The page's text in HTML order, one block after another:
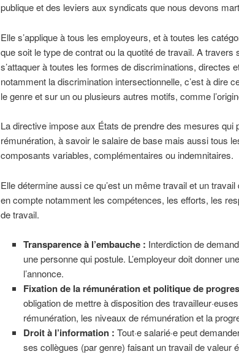
publique et des leviers aux syndicats que nous devons
Elle s’applique à tous les employeurs, et à toutes les
que soit le type de contrat ou la quotité de travail. A
s’attaquer à toutes les formes de discriminations, directes
notamment la discrimination intersectionnelle, c’est à dire
le genre et sur un ou plusieurs autres motifs, comme
La directive impose aux États de prendre des mesures qui
rémunération, à savoir le salaire de base mais aussi tous
composants variables, complémentaires ou indemnitaires.
Elle détermine aussi ce qu’est un même travail et un
en compte notamment les compétences, les efforts, les
de travail.
Transparence à l’embauche : Interdiction de
une personne qui postule. L’employeur doit donner
l’annonce.
Fixation de la rémunération et politique de
obligation de mettre à disposition des
rémunération, les niveaux de rémunération et la
Droit à l’information : Tout·e salarié·e peut
ses collègues (par genre) faisant un travail de valeur